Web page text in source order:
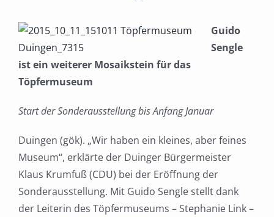
Guido
Sengle
ist ein weiterer Mosaikstein für das
Töpfermuseum
Start der Sonderausstellung bis Anfang Januar
Duingen (gök). „Wir haben ein kleines, aber feines
Museum“, erklärte der Duinger Bürgermeister
Klaus Krumfuß (CDU) bei der Eröffnung der
Sonderausstellung. Mit Guido Sengle stellt dank
der Leiterin des Töpfermuseums – Stephanie Link –